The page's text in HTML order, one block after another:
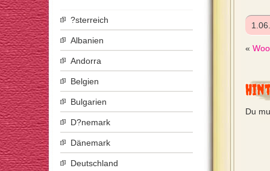
«
Du
?sterreich
Albanien
Andorra
Belgien
Bulgarien
D?nemark
Dänemark
Deutschland